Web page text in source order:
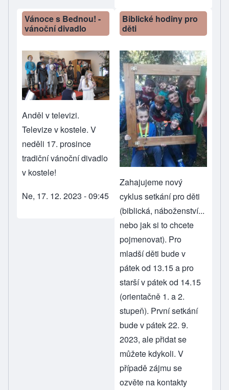
Vánoce s Bednou! -
vánoční divadlo
Anděl v televizi.
Televize v kostele. V
neděli 17. prosince
tradiční vánoční divadlo
v kostele!
Ne, 17. 12. 2023 - 09:45
Biblické hodiny pro
děti
Zahajujeme nový
cyklus setkání pro děti
(biblická, náboženství...
nebo jak si to chcete
pojmenovat). Pro
mladší děti bude v
pátek od 13.15 a pro
starší v pátek od 14.15
(orientačně 1. a 2.
stupeň). První setkání
bude v pátek 22. 9.
2023, ale přidat se
můžete kdykoli. V
případě zájmu se
ozvěte na kontakty